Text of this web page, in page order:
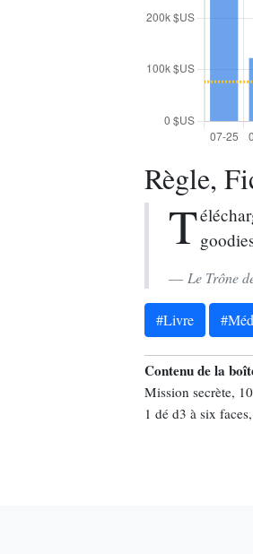
Règle,
T
Le Trône
#Livre
Contenu de la
Mission secrète,
1 dé d3 à six